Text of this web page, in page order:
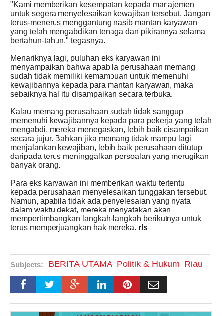
"Kami memberikan kesempatan kepada manajemen
untuk segera menyelesaikan kewajiban tersebut. Jangan
terus-menerus menggantung nasib mantan karyawan
yang telah mengabdikan tenaga dan pikirannya selama
bertahun-tahun," tegasnya.
Menariknya lagi, puluhan eks karyawan ini
menyampaikan bahwa apabila perusahaan memang
sudah tidak memiliki kemampuan untuk memenuhi
kewajibannya kepada para mantan karyawan, maka
sebaiknya hal itu disampaikan secara terbuka.
Kalau memang perusahaan sudah tidak sanggup
memenuhi kewajibannya kepada para pekerja yang telah
mengabdi, mereka menegaskan, lebih baik disampaikan
secara jujur. Bahkan jika memang tidak mampu lagi
menjalankan kewajiban, lebih baik perusahaan ditutup
daripada terus meninggalkan persoalan yang merugikan
banyak orang.
Para eks karyawan ini memberikan waktu tertentu
kepada perusahaan menyelesaikan tunggakan tersebut.
Namun, apabila tidak ada penyelesaian yang nyata
dalam waktu dekat, mereka menyatakan akan
mempertimbangkan langkah-langkah berikutnya untuk
terus memperjuangkan hak mereka. rls
Subjects: BERITA UTAMA Politik & Hukum Riau